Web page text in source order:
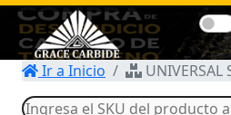
Herramientas y
Accesorios para
Ir a Inicio UNIVERSAL